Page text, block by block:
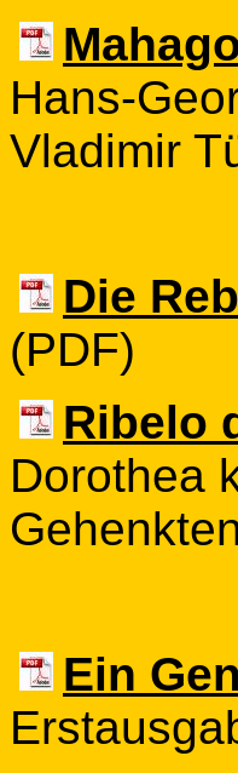
Hans-
Vladimir
Die
(PDF)
Ribelo
Dorothea
Ein